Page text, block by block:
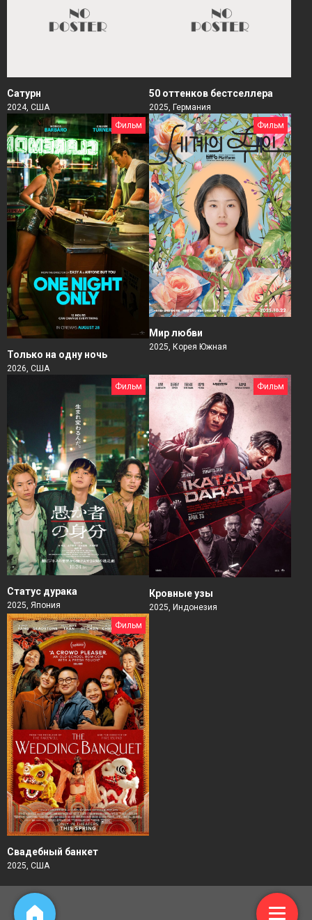
Сатурн
2024, США
50 оттенков бестселлера
2025, Германия
Фильм
Только на одну ночь
2026, США
Фильм
Мир любви
2025, Корея Южная
Фильм
Статус дурака
2025, Япония
Фильм
Кровные узы
2025, Индонезия
Фильм
Свадебный банкет
2025, США